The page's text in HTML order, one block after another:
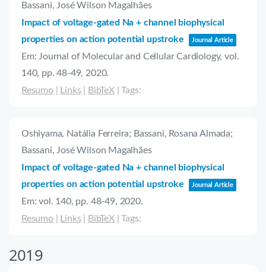
Bassani, José Wilson Magalhães
Impact of voltage-gated Na + channel biophysical
properties on action potential upstroke
Journal Article
Em:Journal of Molecular and Cellular Cardiology,vol.
140, pp. 48-49,2020.
Resumo| Links BibTeX|Tags:
Oshiyama, Natália Ferreira; Bassani, Rosana Almada;
Bassani, José Wilson Magalhães
Impact of voltage-gated Na + channel biophysical
properties on action potential upstroke
Journal Article
Em:vol. 140, pp. 48-49, 2020.
Resumo| Links BibTeX|Tags:
2019